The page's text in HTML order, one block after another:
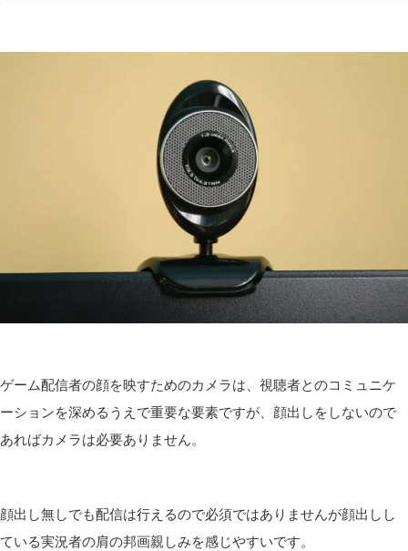
ゲーム配信者の顔を映すためのカメラは、視聴者とのコミュニケ
ーションを深めるうえで重要な要素ですが、顔出しをしないので
あればカメラは必要ありません。
顔出し無しでも配信は行えるので必須ではありませんが顔出しし
ている実況者の肩の邦画親しみを感じやすいです。